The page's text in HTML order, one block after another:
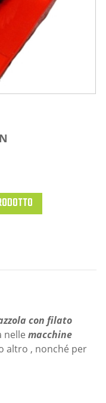
con filato
nelle macchine
altro , nonché per